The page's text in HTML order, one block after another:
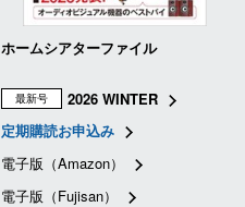
ホームシアターファイル
最新号
2026 WINTER
定期購読お申込み
電子版（Amazon）
電子版（Fujisan）